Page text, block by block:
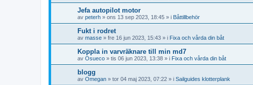
Jefa autopilot motor
av peterh » ons 13 sep 2023, 18:45 » i Båttillbehör
Fukt i rodret
av masse » fre 16 jun 2023, 15:43 » i Fixa och vårda din båt
Koppla in varvräknare till min md7
av Osueco » tis 06 jun 2023, 13:38 » i Fixa och vårda din båt
blogg
av Omegan » tor 04 maj 2023, 07:22 » i Sailguides klotterplank